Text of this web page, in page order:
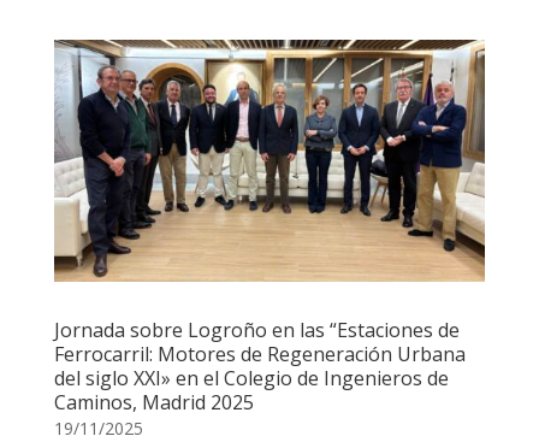
Jornada sobre Logroño en las “Estaciones de
Ferrocarril: Motores de Regeneración Urbana
del siglo XXI» en el Colegio de Ingenieros de
Caminos, Madrid 2025
19/11/2025